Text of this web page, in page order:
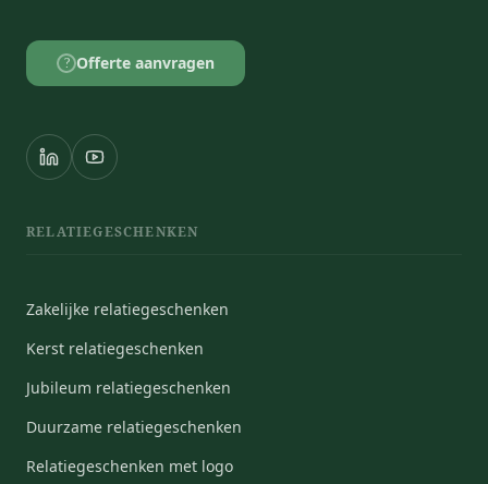
? Offerte aanvragen
RELATIEGESCHENKEN
Zakelijke relatiegeschenken
Kerst relatiegeschenken
Jubileum relatiegeschenken
Duurzame relatiegeschenken
Relatiegeschenken met logo